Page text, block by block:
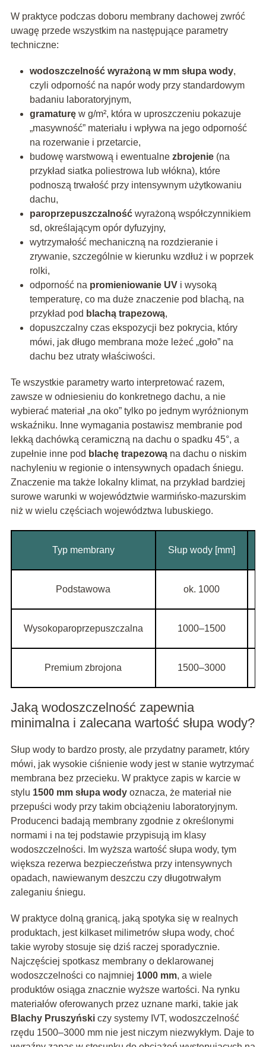
W praktyce podczas doboru membrany dachowej zwróć
uwagę przede wszystkim na następujące parametry
techniczne:
wodoszczelność wyrażoną w mm słupa wody,
czyli odporność na napór wody przy standardowym
badaniu laboratoryjnym,
gramaturęw g/m², która w uproszczeniu pokazuje
„masywność” materiału i wpływa na jego odporność
na rozerwanie i przetarcie,
budowę warstwową i ewentualne zbrojenie(na
przykład siatka poliestrowa lub włókna), które
podnoszą trwałość przy intensywnym użytkowaniu
dachu,
paroprzepuszczalnośćwyrażoną współczynnikiem
sd, określającym opór dyfuzyjny,
wytrzymałość mechaniczną na rozdzieranie i
zrywanie, szczególnie w kierunku wzdłuż i w poprzek
rolki,
odporność na promieniowanie UVi wysoką
temperaturę, co ma duże znaczenie pod blachą, na
przykład pod blachą trapezową,
dopuszczalny czas ekspozycji bez pokrycia, który
mówi, jak długo membrana może leżeć „goło” na
dachu bez utraty właściwości.
Te wszystkie parametry warto interpretować razem,
zawsze w odniesieniu do konkretnego dachu, a nie
wybierać materiał „na oko” tylko po jednym wyróżnionym
wskaźniku. Inne wymagania postawisz membranie pod
lekką dachówką ceramiczną na dachu o spadku 45°, a
zupełnie inne pod blachę trapezowąna dachu o niskim
nachyleniu w regionie o intensywnych opadach śniegu.
Znaczenie ma także lokalny klimat, na przykład bardziej
surowe warunki w województwie warmińsko-mazurskim
niż w wielu częściach województwa lubuskiego.
Typ membrany Słup wody [mm]
Podstawowa ok. 1000
Wysokoparoprzepuszczalna 1000–1500
Premium zbrojona 1500–3000
Jaką wodoszczelność zapewnia
minimalna i zalecana wartość słupa wody?
Słup wody to bardzo prosty, ale przydatny parametr, który
mówi, jak wysokie ciśnienie wody jest w stanie wytrzymać
membrana bez przecieku. W praktyce zapis w karcie w
stylu 1500 mm słupa wodyoznacza, że materiał nie
przepuści wody przy takim obciążeniu laboratoryjnym.
Producenci badają membrany zgodnie z określonymi
normami i na tej podstawie przypisują im klasy
wodoszczelności. Im wyższa wartość słupa wody, tym
większa rezerwa bezpieczeństwa przy intensywnych
opadach, nawiewanym deszczu czy długotrwałym
zaleganiu śniegu.
W praktyce dolną granicą, jaką spotyka się w realnych
produktach, jest kilkaset milimetrów słupa wody, choć
takie wyroby stosuje się dziś raczej sporadycznie.
Najczęściej spotkasz membrany o deklarowanej
wodoszczelności co najmniej 1000 mm, a wiele
produktów osiąga znacznie wyższe wartości. Na rynku
materiałów oferowanych przez uznane marki, takie jak
Blachy Pruszyńskiczy systemy IVT, wodoszczelność
rzędu 1500–3000 mm nie jest niczym niezwykłym. Daje to